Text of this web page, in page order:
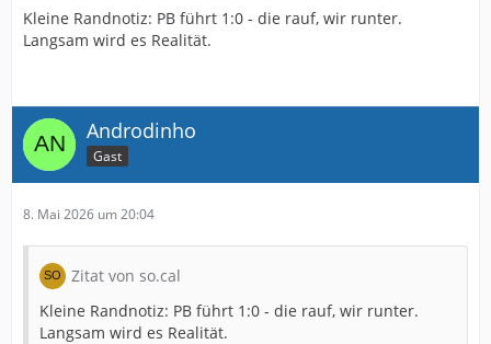
Kleine Randnotiz: PB führt 1:0 - die rauf, wir runter.
Langsam wird es Realität.
Androdinho
Gast
8. Mai 2026 um 20:04
Zitat von so.cal
Kleine Randnotiz: PB führt 1:0 - die rauf, wir runter.
Langsam wird es Realität.